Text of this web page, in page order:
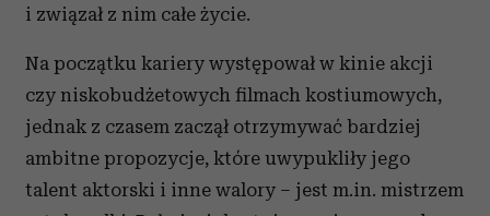
i związał z nim całe życie.
Na początku kariery występował w kinie akcji
czy niskobudżetowych filmach kostiumowych,
jednak z czasem zaczął otrzymywać bardziej
ambitne propozycje, które uwypukliły jego
talent aktorski i inne walory – jest m.in. mistrzem